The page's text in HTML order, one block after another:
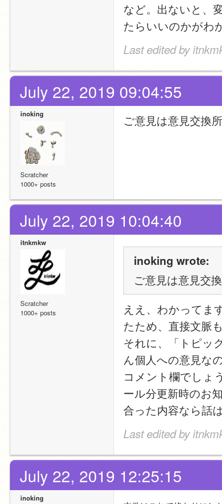
など。出ないと、
たらいいのかがわ
Last edited by
July 22, 2019 09:04:55
inoking
Scratcher
1000+ posts
ご意見は意見交換
July 22, 2019 10:04:40
itnkmkw
Scratcher
1000+ posts
inoking wrote:
ご意見は意見交
ええ、わかってま
たため、直接文脈
それに、「トピッ
ん個人への意見な
コメント欄でしょ
ール分更新時のお
合った内容なら話
Last edited by
July 22, 2019 12:25:15
inoking